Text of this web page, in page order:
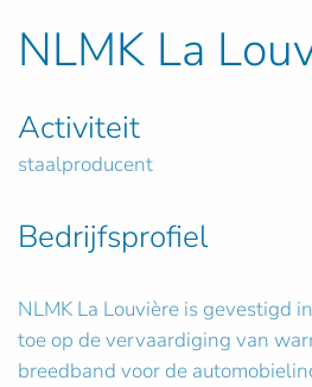
NLMK La
Activiteit
staalproducent
Bedrijfsprofiel
NLMK La Louvière is gevestigd
toe op de vervaardiging van
breedband voor de